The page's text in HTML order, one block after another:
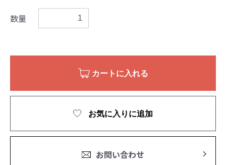
数量
カートに入れる
お気に入りに追加
お問い合わせ